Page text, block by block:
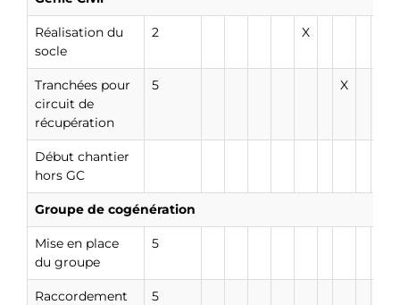
Réalisation du
socle
2 X
Tranchées pour
circuit de
récupération
5 X
Début chantier
hors GC
Groupe de cogénération
Mise en place
du groupe
5
Raccordement
5